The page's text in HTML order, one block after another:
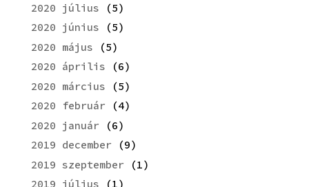
2020 július (5)
2020 június (5)
2020 május (5)
2020 április (6)
2020 március (5)
2020 február (4)
2020 január (6)
2019 december (9)
2019 szeptember (1)
2019 július (1)